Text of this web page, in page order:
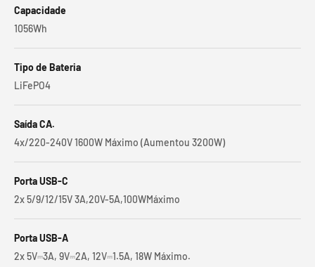
Capacidade
1056Wh
Tipo de Bateria
LiFePO4
Saída CA.
4x/220-240V 1600W Máximo (Aumentou 3200W)
Porta USB-C
2x 5/9/12/15V 3A,20V-5A,100WMáximo
Porta USB-A
2x 5V⎓3A, 9V⎓2A, 12V⎓1.5A, 18W Máximo.